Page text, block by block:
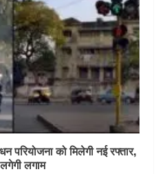
परियोजना को मिलेगी नई रफ्तार,
लगाम